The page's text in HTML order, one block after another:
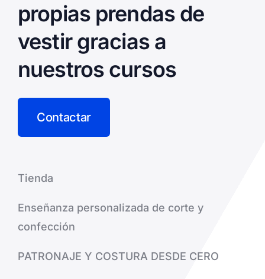
propias prendas de
vestir gracias a
nuestros cursos
Contactar
Tienda
Enseñanza personalizada de corte y
confección
PATRONAJE Y COSTURA DESDE CERO